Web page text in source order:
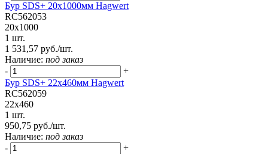
Бур SDS+ 20х1000мм Hagwert
RC562053
20x1000
1 шт.
1 531,57 руб./шт.
Наличие: под заказ
-
+
Бур SDS+ 22х460мм Hagwert
RC562059
22x460
1 шт.
950,75 руб./шт.
Наличие: под заказ
-
+